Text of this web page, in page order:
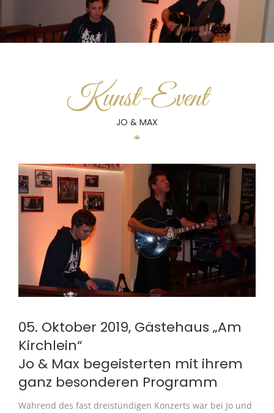
Kunst-Event
JO & MAX
05. Oktober 2019, Gästehaus „Am
Kirchlein“
Jo & Max begeisterten mit ihrem
ganz besonderen Programm
Während des fast dreistündigen Konzerts war bei Jo und